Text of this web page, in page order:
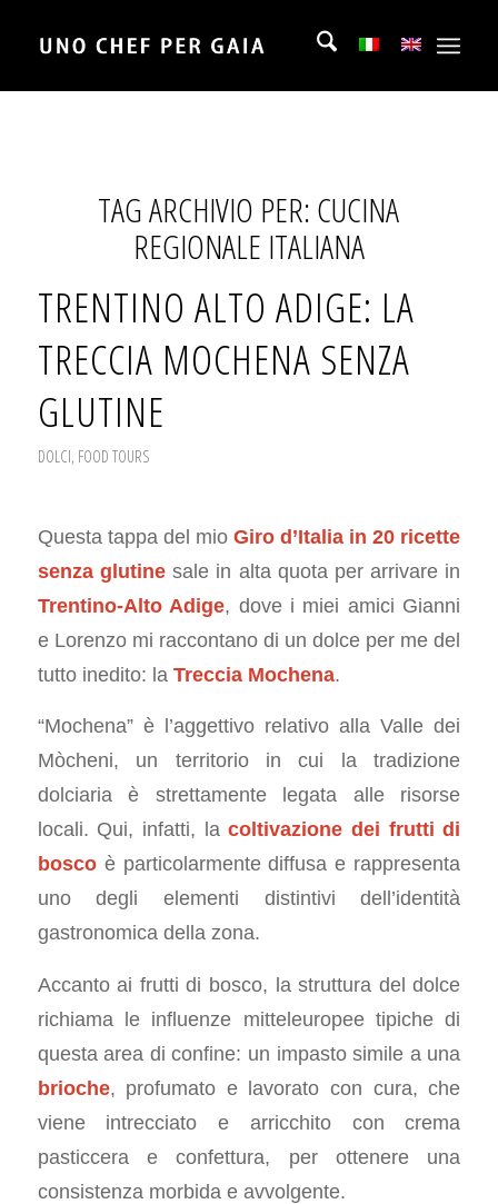
TAG ARCHIVIO PER:CUCINA
REGIONALE ITALIANA
TRENTINO ALTO ADIGE: LA
TRECCIA MOCHENA SENZA
GLUTINE
DOLCI, FOOD TOURS
Questa tappa del mio Giro d’Italia in 20 ricette
senza glutinesale in alta quota per arrivare in
Trentino-Alto Adige, dove i miei amici Gianni
e Lorenzo mi raccontano di un dolce per me del
tutto inedito: la Treccia Mochena.
“Mochena” è l’aggettivo relativo alla Valle dei
Mòcheni, un territorio in cui la tradizione
dolciaria è strettamente legata alle risorse
locali. Qui, infatti, lacoltivazione dei frutti di
boscoè particolarmente diffusa e rappresenta
uno degli elementi distintivi dell’identità
gastronomica della zona.
Accanto ai frutti di bosco, la struttura del dolce
richiama le influenze mitteleuropee tipiche di
questa area di confine: un impasto simile a una
brioche, profumato e lavorato con cura, che
viene intrecciato e arricchito con crema
pasticcera e confettura, per ottenere una
consistenza morbida e avvolgente.